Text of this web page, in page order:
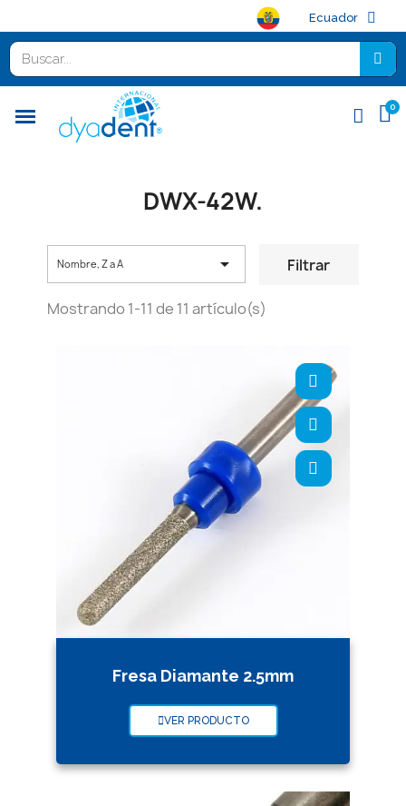
Ecuador
DWX-42W.
Nombre, Z a A  Filtrar
Mostrando 1-11 de 11 artículo(s)
Fresa Diamante 2.5mm
VER PRODUCTO